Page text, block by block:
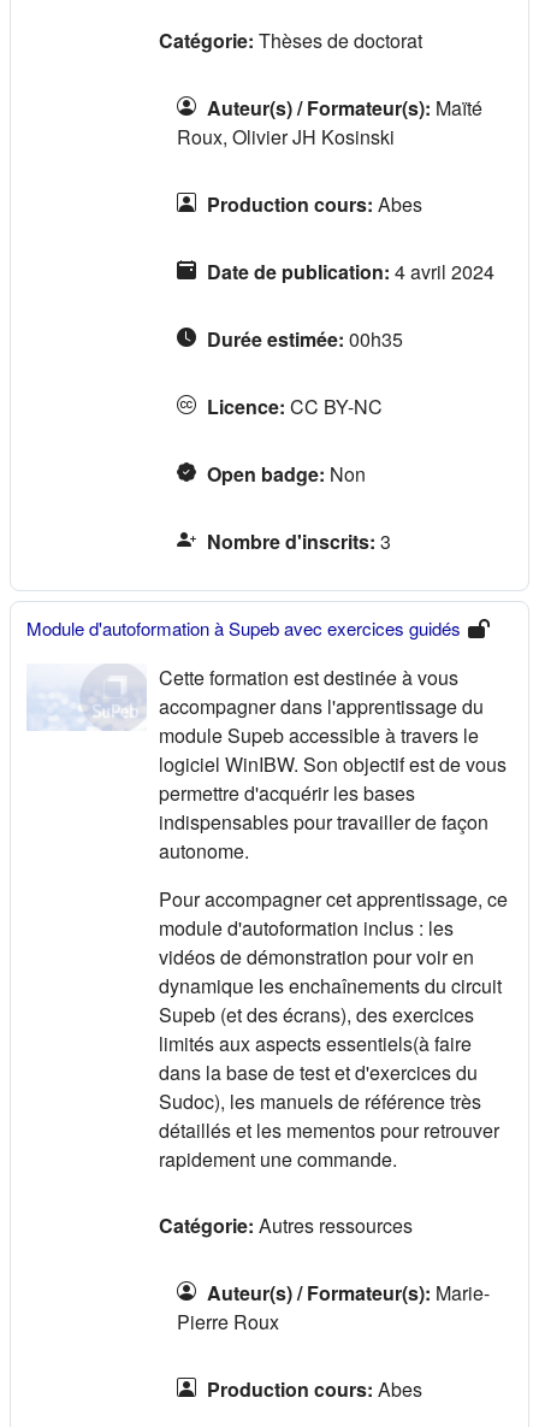
Catégorie: Thèses de doctorat
Auteur(s) / Formateur(s): Maïté
Roux, Olivier JH Kosinski
Production cours: Abes
Date de publication: 4 avril 2024
Durée estimée: 00h35
Licence: CC BY-NC
Open badge: Non
Nombre d'inscrits: 3
Module d'autoformation à Supeb avec exercices guidés
Cette formation est destinée à vous
accompagner dans l'apprentissage du
module Supeb accessible à travers le
logiciel WinIBW. Son objectif est de vous
permettre d'acquérir les bases
indispensables pour travailler de façon
autonome.
Pour accompagner cet apprentissage, ce
module d'autoformation inclus : les
vidéos de démonstration pour voir en
dynamique les enchaînements du circuit
Supeb (et des écrans), des exercices
limités aux aspects essentiels(à faire
dans la base de test et d'exercices du
Sudoc), les manuels de référence très
détaillés et les mementos pour retrouver
rapidement une commande.
Catégorie: Autres ressources
Auteur(s) / Formateur(s): Marie-
Pierre Roux
Production cours: Abes